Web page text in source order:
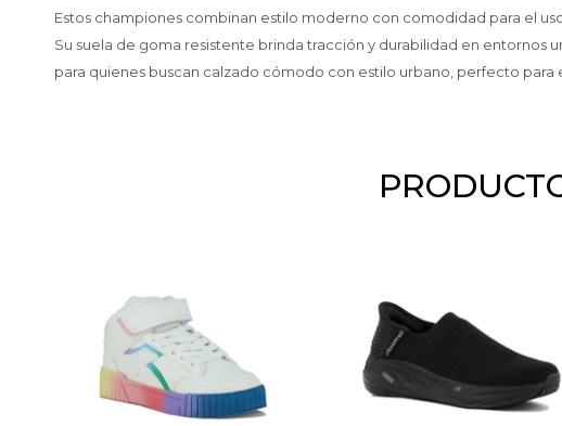
Estos championes combinan estilo moderno con comodidad para el
Su suela de goma resistente brinda tracción y durabilidad en entornos
para quienes buscan calzado cómodo con estilo urbano, perfecto para